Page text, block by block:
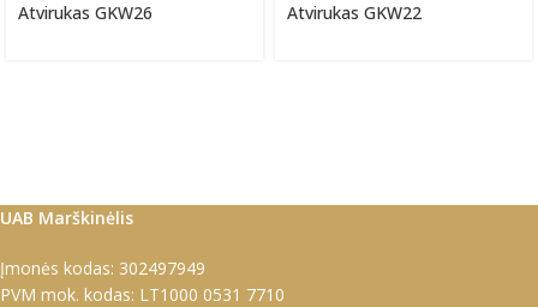
Atvirukas GKW26 Atvirukas GKW22
UAB Marškinėlis
Įmonės kodas: 302497949
PVM mok. kodas: LT1000 0531 7710